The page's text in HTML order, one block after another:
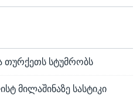
თურქეთს სტუმრობს
მილაშინაზე სასტიკი